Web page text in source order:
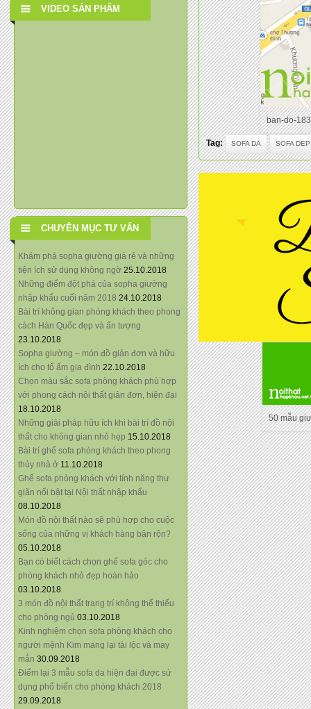
VIDEO SẢN PHẨM
CHUYÊN MỤC TƯ VẤN
Khám phá sopha giường giá rẻ và những
tiện ích sử dụng không ngờ 25.10.2018
Những điểm đột phá của sopha giường
nhập khẩu cuối năm 2018 24.10.2018
Bài trí không gian phòng khách theo phong
cách Hàn Quốc đẹp và ấn tượng
23.10.2018
Sopha giường – món đồ giản đơn và hữu
ích cho tổ ấm gia đình 22.10.2018
Chọn màu sắc sofa phòng khách phù hợp
với phong cách nội thất giản đơn, hiện đại
18.10.2018
Những giải pháp hữu ích khi bài trí đồ nội
thất cho không gian nhỏ hẹp 15.10.2018
Bài trí ghế sofa phòng khách theo phong
thủy nhà ở 11.10.2018
Ghế sofa phòng khách với tính năng thư
giãn nổi bật tại Nội thất nhập khẩu
08.10.2018
Món đồ nội thất nào sẽ phù hợp cho cuộc
sống của những vị khách hàng bận rộn?
05.10.2018
Bạn có biết cách chọn ghế sofa góc cho
phòng khách nhỏ đẹp hoàn hảo
03.10.2018
3 món đồ nội thất trang trí không thể thiếu
cho phòng ngủ 03.10.2018
Kinh nghiệm chọn sofa phòng khách cho
người mệnh Kim mang lại tài lộc và may
mắn 30.09.2018
Điểm lại 3 mẫu sofa da hiện đại được sử
dụng phổ biến cho phòng khách 2018
29.09.2018
ban-do-
Tag: SOFA DA SOFA DEP
50 mẫu